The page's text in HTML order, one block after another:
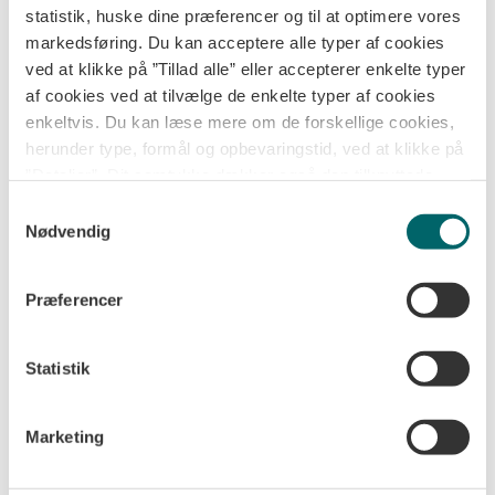
statistik, huske dine præferencer og til at optimere vores
markedsføring. Du kan acceptere alle typer af cookies
ved at klikke på ”Tillad alle” eller accepterer enkelte typer
af cookies ved at tilvælge de enkelte typer af cookies
enkeltvis. Du kan læse mere om de forskellige cookies,
herunder type, formål og opbevaringstid, ved at klikke på
Læs mere om vores behandling af dine
. Du kan altid trække dit samtykke
tilbage ved at klikke på ”Ændre cookiesamtykke” nederst
Nødvendig
Præferencer
Statistik
Marketing
VI TAGER ANSVAR
Fokus på klima og miljø
Fokuspåklimaog
miljø
og trykte materialer mere bæredygtige. Hvert
svanemærkede trykkerier, og benytter